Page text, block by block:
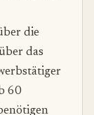
die
das
60